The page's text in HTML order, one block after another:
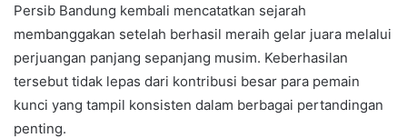
Persib Bandung kembali mencatatkan sejarah
membanggakan setelah berhasil meraih gelar juara melalui
perjuangan panjang sepanjang musim. Keberhasilan
tersebut tidak lepas dari kontribusi besar para pemain
kunci yang tampil konsisten dalam berbagai pertandingan
penting.